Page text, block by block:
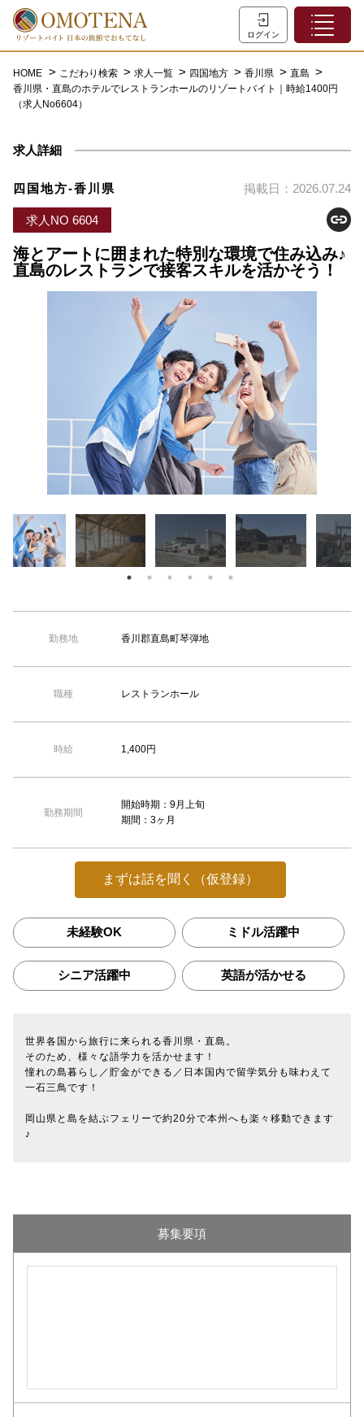
ログイン
ホーム
特集一覧
初めての方へ
お問い合わせ
よくあるご質問
会員登録
LINEでログイン
0120-932-959
【TEL受付】9:30～18:00 土日・祝日定休
HOME こだわり検索 求人一覧 四国地方 香川県
直島
香川県・直島のホテルでレストランホールのリゾートバイト｜時給1400円
（求人No6604）
求人詳細
四国地方-香川県 掲載日：2026.07.24
求人NO 6604
海とアートに囲まれた特別な環境で住み込み♪
直島のレストランで接客スキルを活かそう！
勤務地 香川郡直島町琴弾地
職種 レストランホール
時給 1,400円
勤務期間
開始時期：9月上旬
期間：3ヶ月
まずは話を聞く（仮登録）
未経験OK ミドル活躍中
シニア活躍中 英語が活かせる
世界各国から旅行に来られる香川県・直島。
そのため、様々な語学力を活かせます！
憧れの島暮らし／貯金ができる／日本国内で留学気分も味わえて
一石三鳥です！
岡山県と島を結ぶフェリーで約20分で本州へも楽々移動できます
♪
募集要項